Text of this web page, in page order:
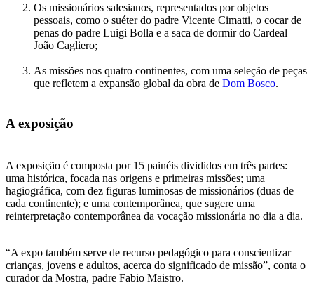
Os missionários salesianos, representados por objetos
pessoais, como o suéter do padre Vicente Cimatti, o cocar de
penas do padre Luigi Bolla e a saca de dormir do Cardeal
João Cagliero;
As missões nos quatro continentes, com uma seleção de peças
que refletem a expansão global da obra de Dom Bosco.
A exposição
A exposição é composta por 15 painéis divididos em três partes:
uma histórica, focada nas origens e primeiras missões; uma
hagiográfica, com dez figuras luminosas de missionários (duas de
cada continente); e uma contemporânea, que sugere uma
reinterpretação contemporânea da vocação missionária no dia a dia.
“A expo também serve de recurso pedagógico para conscientizar
crianças, jovens e adultos, acerca do significado de missão”, conta o
curador da Mostra, padre Fabio Maistro.